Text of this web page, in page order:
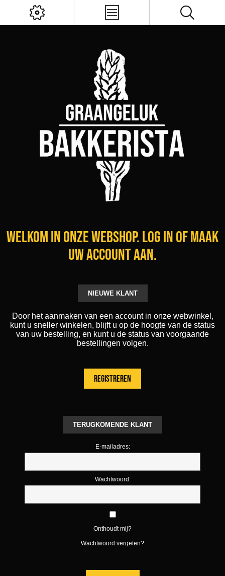
Welkom in onze webshop. Log in of maak
uw account aan.
NIEUWE KLANT
Door het aanmaken van een account in onze webwinkel,
kunt u sneller winkelen, blijft u op de hoogte van de status
van uw bestelling, en kunt u de status van voorgaande
bestellingen volgen.
TERUGKOMENDE KLANT
E-mailadres:
Wachtwoord:
Onthoudt mij?
Wachtwoord vergeten?